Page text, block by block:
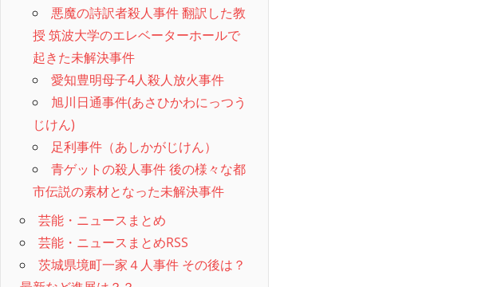
悪魔の詩訳者殺人事件 翻訳した教
授 筑波大学のエレベーターホールで
起きた未解決事件
愛知豊明母子4人殺人放火事件
旭川日通事件(あさひかわにっつう
じけん)
足利事件（あしかがじけん）
青ゲットの殺人事件 後の様々な都
市伝説の素材となった未解決事件
芸能・ニュースまとめ
芸能・ニュースまとめRSS
茨城県境町一家４人事件 その後は？